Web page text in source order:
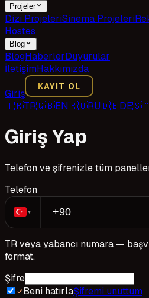
Projeler
Dizi ProjeleriSinema Projeleri
Hostes
Blog
BlogHaberlerDuyurular
İletişimHakkımızda
Giriş
KAYIT OL
🇹🇷TR🇬🇧EN🇷🇺RU🇩🇪DE
Giriş Yap
Telefon ve şifrenizle tüm
Telefon
▼
TR veya yabancı numara —
format.
Şifre
Beni hatırlaŞifremi unuttum